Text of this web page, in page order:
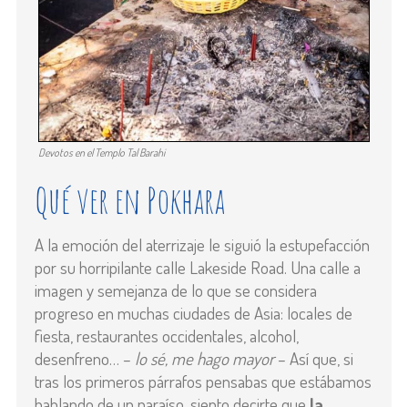
Devotos en el Templo Tal Barahi
Qué ver en Pokhara
A la emoción del aterrizaje le siguió la estupefacción
por su horripilante calle Lakeside Road. Una calle a
imagen y semejanza de lo que se considera
progreso en muchas ciudades de Asia: locales de
fiesta, restaurantes occidentales, alcohol,
desenfreno… – lo sé, me hago mayor– Así que, si
tras los primeros párrafos pensabas que estábamos